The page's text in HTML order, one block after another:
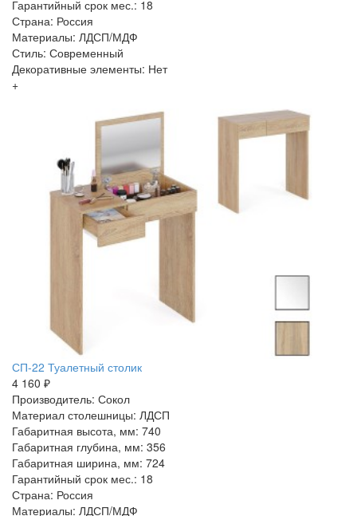
Гарантийный срок мес.: 18
Страна: Россия
Материалы: ЛДСП/МДФ
Стиль: Современный
Декоративные элементы: Нет
+
СП-22 Туалетный столик
4 160 ₽
Производитель: Сокол
Материал столешницы: ЛДСП
Габаритная высота, мм: 740
Габаритная глубина, мм: 356
Габаритная ширина, мм: 724
Гарантийный срок мес.: 18
Страна: Россия
Материалы: ЛДСП/МДФ